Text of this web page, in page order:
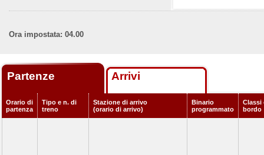
Ora impostata: 04.00
Partenze Arrivi
Orario di
partenza
Tipo e n. di
treno
Stazione di arrivo
(orario di arrivo)
Binario
programmato
Classi
bordo